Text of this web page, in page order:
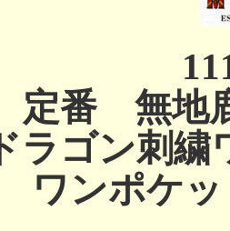
定番 無地
ドラゴン刺
ワンポケ